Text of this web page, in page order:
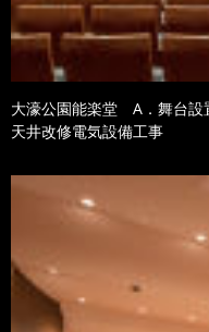
大濠公園能楽堂 A．舞台
天井改修電気設備工事